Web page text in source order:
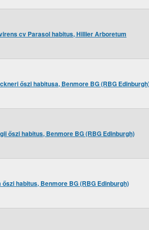
cv Parasol habitus, Hillier Arboretum
őszi habitusa, Benmore BG (RBG
őszi habitus, Benmore BG (RBG Edinburgh)
habitus, Benmore BG (RBG Edinburgh)